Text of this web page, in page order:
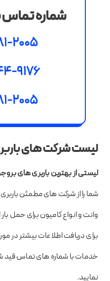
شماره تماس
2005
9176
2005
لیست شرکت های
لیستی از بهترین باربری های
شما را از شرکت های مطمئن
وانت و انواع کامیون برای حمل
برای دریافت اطلاعات بیشتر در
خدمات با شماره های تماس قید
نمایید.